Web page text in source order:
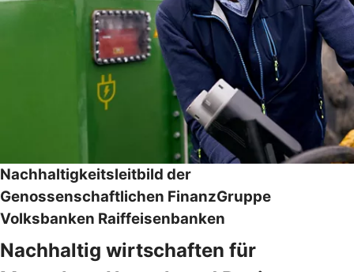
Nachhaltigkeitsleitbild der
Genossenschaftlichen FinanzGruppe
Volksbanken Raiffeisenbanken
Nachhaltig wirtschaften für